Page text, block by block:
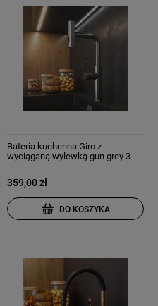
Bateria kuchenna Giro z
wyciąganą wylewką gun grey 3
359,00 zł
DO KOSZYKA